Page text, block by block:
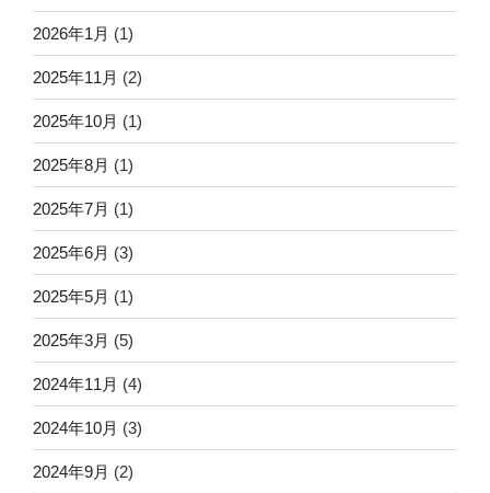
2026年1月 (1)
2025年11月 (2)
2025年10月 (1)
2025年8月 (1)
2025年7月 (1)
2025年6月 (3)
2025年5月 (1)
2025年3月 (5)
2024年11月 (4)
2024年10月 (3)
2024年9月 (2)